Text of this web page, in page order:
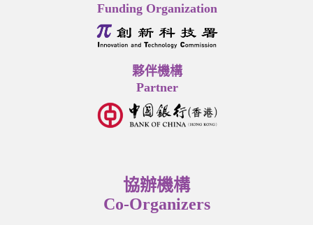
Funding Organization
夥伴機構
Partner
協辦機構
Co-Organizers